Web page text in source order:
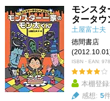
モンスタ
タータウ
土屋富士夫
徳間書店
ISBN・EAN:
本棚登録:
感想: 5